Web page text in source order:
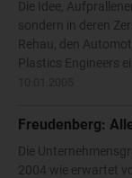
Die Idee,
sondern in deren
Rehau, den
Plastics Engineers
Freudenberg:
Die
2004 wie erwartet